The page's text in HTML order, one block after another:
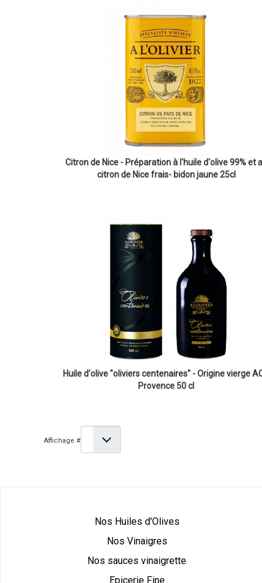
Citron de Nice - Préparation à l'huile d'olive 99% et
citron de Nice frais- bidon jaune 25cl
Huile d'olive "oliviers centenaires" - Origine vierge
Provence 50 cl
Affichage #
Nos Huiles d'Olives
Nos Vinaigres
Nos sauces vinaigrette
Epicerie Fine